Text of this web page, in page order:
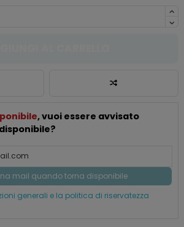
, vuoi essere avvisato
generali e la politica di riservatezza